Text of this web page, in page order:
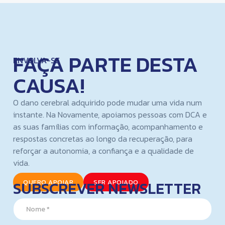
ENVOLVA-SE
FAÇA PARTE DESTA
CAUSA!
O dano cerebral adquirido pode mudar uma vida num
instante. Na Novamente, apoiamos pessoas com DCA e
as suas famílias com informação, acompanhamento e
respostas concretas ao longo da recuperação, para
reforçar a autonomia, a confiança e a qualidade de
vida.
QUERO APOIAR SER APOIADO
SUBSCREVER NEWSLETTER
E
m
a
N
a
m